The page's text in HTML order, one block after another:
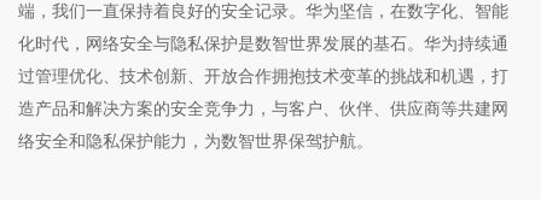
端，我们一直保持着良好的安全记录。华为坚信，在数字化、智能
化时代，网络安全与隐私保护是数智世界发展的基石。华为持续通
过管理优化、技术创新、开放合作拥抱技术变革的挑战和机遇，打
造产品和解决方案的安全竞争力，与客户、伙伴、供应商等共建网
络安全和隐私保护能力，为数智世界保驾护航。